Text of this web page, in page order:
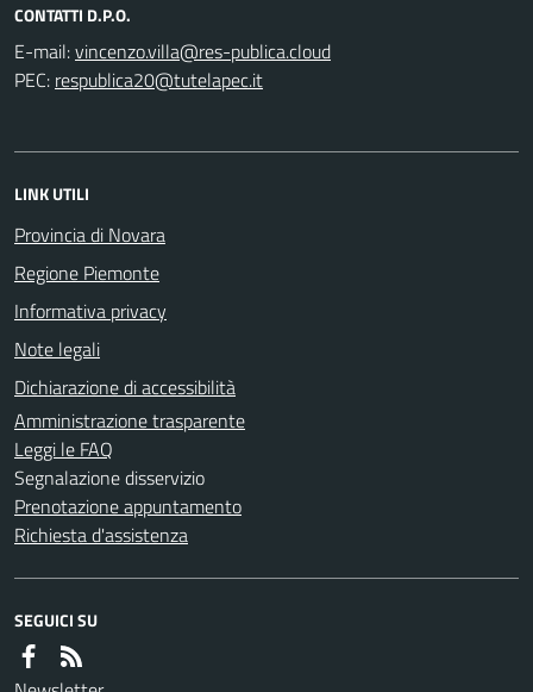
CONTATTI D.P.O.
E-mail:
PEC:
LINK UTILI
Provincia di Novara
Regione Piemonte
Informativa privacy
Note legali
Dichiarazione di accessibilità
Amministrazione trasparente
Leggi le FAQ
Segnalazione disservizio
Prenotazione appuntamento
Richiesta d'assistenza
SEGUICI SU